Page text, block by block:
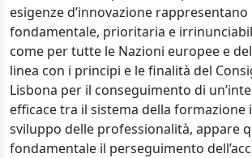
esigenze d’innovazione
fondamentale, prioritaria e
come per tutte le Nazioni europee e
linea con i principi e le finalità del
Lisbona per il conseguimento di
efficace tra il sistema della formazione
sviluppo delle professionalità, appare
fondamentale il perseguimento